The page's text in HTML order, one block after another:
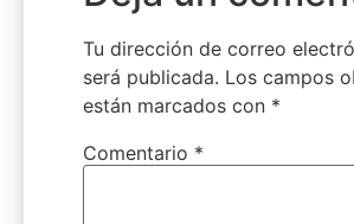
Tu dirección de correo
será publicada. Los campos
están marcados con *
Comentario *